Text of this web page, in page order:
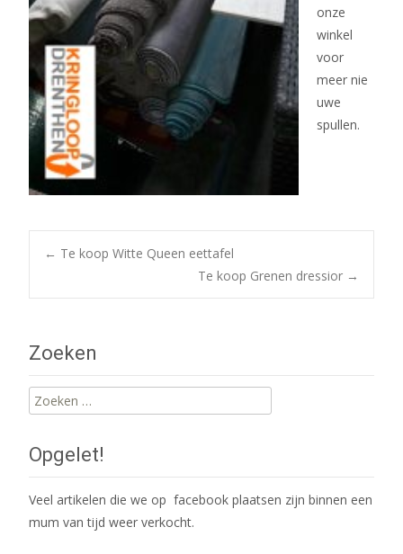
onze
winkel
voor
meer nie
uwe
spullen.
Post
← Te koop Witte Queen eettafel
Te koop Grenen dressior →
Zoeken
Zoeken
naar:
Opgelet!
Veel artikelen die we op facebook plaatsen zijn binnen een
mum van tijd weer verkocht.